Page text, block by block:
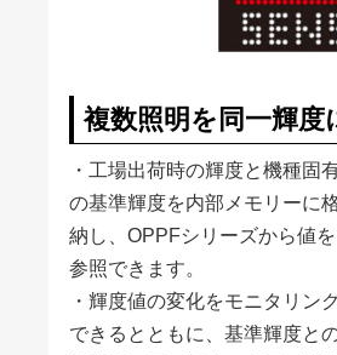
複数照明を同一輝度
・工場出荷時の輝度と機種固
の基準輝度を内部メモリーに
納し、OPPFシリーズから値を
参照できます。
・輝度値の変化をモニタリン
できるとともに、基準輝度と